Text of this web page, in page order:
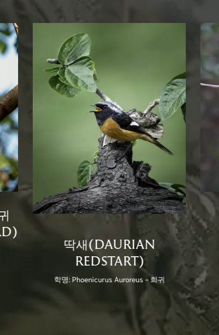
딱새(DAURIAN
REDSTART)
학명: Phoenicurus Auroreus - 희귀